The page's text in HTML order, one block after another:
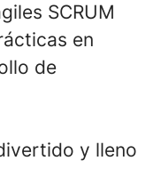
SCRUM
en
de
y lleno